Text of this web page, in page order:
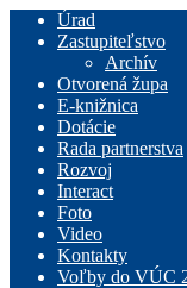
Úrad
Zastupiteľstvo
Archív
Otvorená župa
E-knižnica
Dotácie
Rada partnerstva
Rozvoj
Interact
Foto
Video
Kontakty
Voľby do VÚC